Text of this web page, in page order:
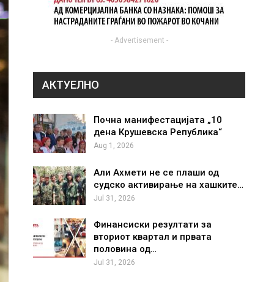
- Advertisement -
АКТУЕЛНО
Почна манифестацијата „10
дена Крушевска Република“
Aug 1, 2026
Али Ахмети не се плаши од
судско активирање на хашките…
Jul 31, 2026
Финансиски резултати за
вториот квартал и првата
половина од…
Jul 31, 2026